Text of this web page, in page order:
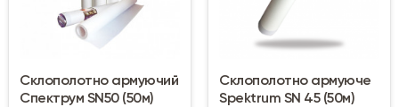
Склополотно армуючий
Cпектрум SN50 (50м)
Склополотно армуюче
Spektrum SN 45 (50м)